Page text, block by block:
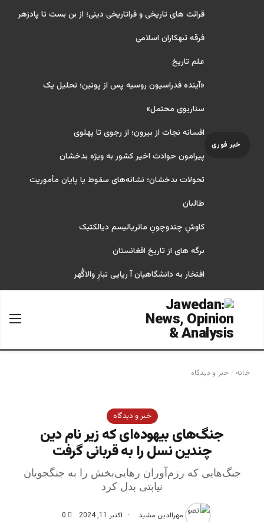
خبر فوری
قرائت های تاریخی و فراتاریخی دینی؛ از بن بست تا پادزهر
فرقه تبهکاران اسلامی
علم تاریخ
«آینده فدراسیون روسیه پس از پوتین؛ تحلیل یک
سناریوی محتمل»
افسانه نجات از بیرون؛ از رجوی تا پهلوی
پیرامون حوادث اخیر کشور به ویژه بدخشان
تحولات بدخشان؛ نشانه‌های سقوط یا پایان مأموریت
طالبان
کاوشِ چندو‌چونِ ماتریالیسم دیالکتیک
برگه های از تاریخ افغانستان
افتخار به دانشگاهیان آ ریایی تبارِ والاگُهر
جستجو برای
خانه / خبر و دیدگاه
خبر و دیدگاه
جنگ‌های بیهوده‌ای که زیر نام دین
چندین نسل را به قربانی گرفت
جنگ‌هایی که رزم‌آوران رهایی‌بخش را به جنگجویان
نیابتی بدل کرد
مهرالدین مشید اکتبر 11, 2024 0